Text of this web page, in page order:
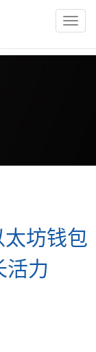
bitpie
网-
钱
包
坊钱包
活力